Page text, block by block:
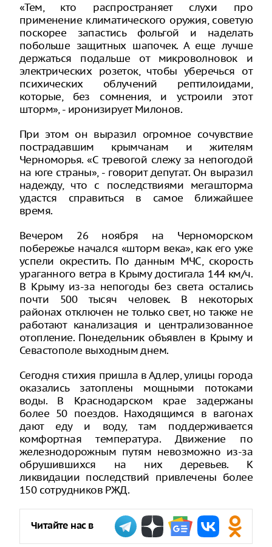
«Тем, кто распространяет слухи про
применение климатического оружия, советую
поскорее запастись фольгой и наделать
побольше защитных шапочек. А еще лучше
держаться подальше от микроволновок и
электрических розеток, чтобы уберечься от
психических облучений рептилоидами,
которые, без сомнения, и устроили этот
шторм», - иронизирует Милонов.
При этом он выразил огромное сочувствие
пострадавшим крымчанам и жителям
Черноморья. «С тревогой слежу за непогодой
на юге страны», - говорит депутат. Он выразил
надежду, что с последствиями мегашторма
удастся справиться в самое ближайшее
время.
Вечером 26 ноября на Черноморском
побережье начался «шторм века», как его уже
успели окрестить. По данным МЧС, скорость
ураганного ветра в Крыму достигала 144 км/ч.
В Крыму из-за непогоды без света остались
почти 500 тысяч человек. В некоторых
районах отключен не только свет, но также не
работают канализация и централизованное
отопление. Понедельник объявлен в Крыму и
Севастополе выходным днем.
Сегодня стихия пришла в Адлер, улицы города
оказались затоплены мощными потоками
воды. В Краснодарском крае задержаны
более 50 поездов. Находящимся в вагонах
дают еду и воду, там поддерживается
комфортная температура. Движение по
железнодорожным путям невозможно из-за
обрушившихся на них деревьев. К
ликвидации последствий привлечены более
150 сотрудников РЖД.
Читайте нас в